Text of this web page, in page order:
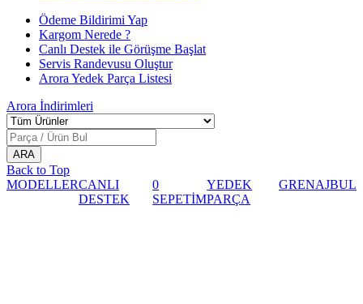
Ödeme Bildirimi Yap
Kargom Nerede ?
Canlı Destek ile Görüşme Başlat
Servis Randevusu Oluştur
Arora Yedek Parça Listesi
Arora İndirimleri
Back to Top
MODELLERCANLI
DESTEK
0
SEPETİM
YEDEK
PARÇA
GRENAJBUL